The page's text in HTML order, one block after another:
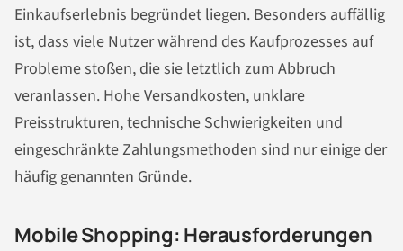
Einkaufserlebnis begründet liegen. Besonders auffällig
ist, dass viele Nutzer während des Kaufprozesses auf
Probleme stoßen, die sie letztlich zum Abbruch
veranlassen. Hohe Versandkosten, unklare
Preisstrukturen, technische Schwierigkeiten und
eingeschränkte Zahlungsmethoden sind nur einige der
häufig genannten Gründe.
Mobile Shopping: Herausforderungen